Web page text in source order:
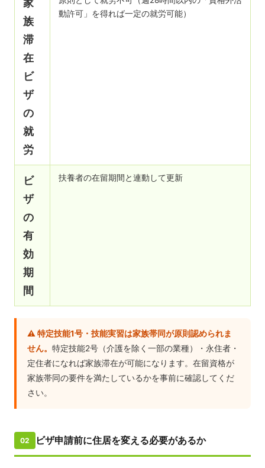
族
滞
在
ビ
ザ
の
就
労
動許可」を得れば一定の就労可能）
ビ
ザ
の
有
効
期
間
扶養者の在留期間と連動して更新
⚠️ 特定技能1号・技能実習は家族帯同が原則認められま
せん。特定技能2号（介護を除く一部の業種）・永住者・
定住者になれば家族滞在が可能になります。在留資格が
家族帯同の要件を満たしているかを事前に確認してくだ
さい。
02 ビザ申請前に住居を変える必要があるか